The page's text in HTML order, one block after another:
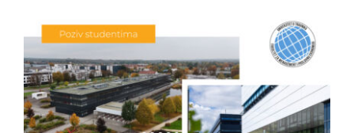
Međunarodna saradnja